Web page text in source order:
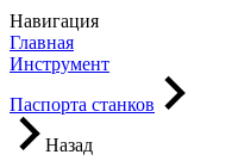
Навигация
Главная
Инструмент
Паспорта станков
Назад